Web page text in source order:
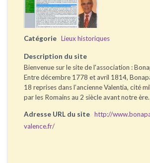
Catégorie Lieux historiques
Description du site
Bienvenue sur le site de l'association :
Entre décembre 1778 et avril 1814,
18 reprises dans l’ancienne Valentia, cité
par les Romains au 2 siècle avant notre
Adresse URL du site http://
valence.fr/